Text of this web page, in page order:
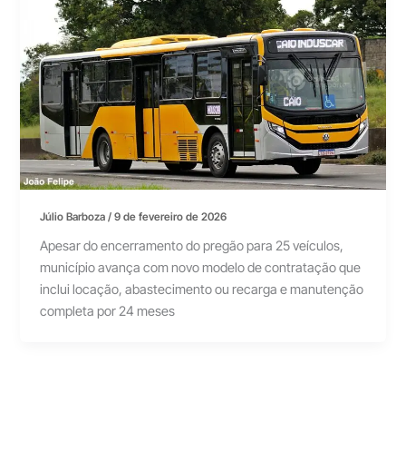
Júlio Barboza/9 de fevereiro de 2026
Apesar do encerramento do pregão para 25 veículos,
município avança com novo modelo de contratação que
inclui locação, abastecimento ou recarga e manutenção
completa por 24 meses